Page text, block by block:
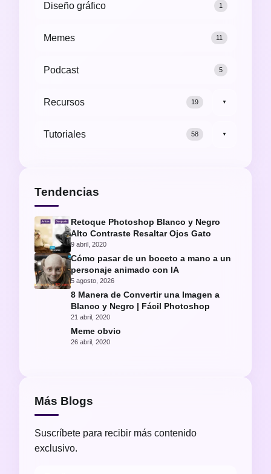
Diseño gráfico 1
Memes 11
Podcast 5
Recursos 19 ▼
Tutoriales 58 ▼
Tendencias
Retoque Photoshop Blanco y Negro
Alto Contraste Resaltar Ojos Gato
9 abril, 2020
Cómo pasar de un boceto a mano a un
personaje animado con IA
5 agosto, 2026
8 Manera de Convertir una Imagen a
Blanco y Negro | Fácil Photoshop
21 abril, 2020
Meme obvio
26 abril, 2020
Más Blogs
Suscríbete para recibir más contenido
exclusivo.